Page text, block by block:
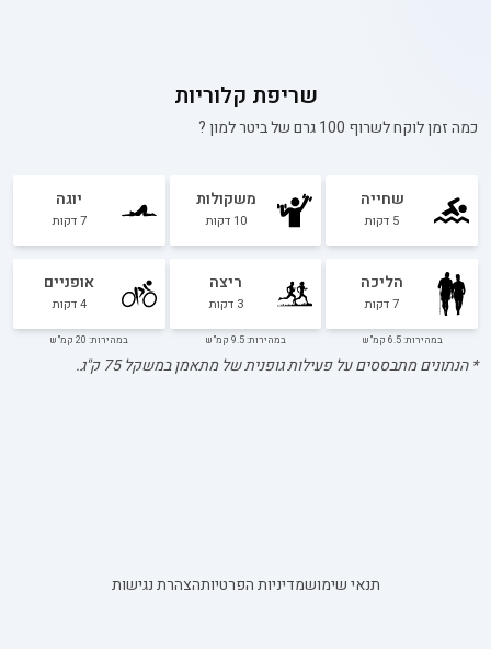
שריפת קלוריות
כמה זמן לוקח לשרוף 100 גרם של ביטר למון?
שחייה
5 דקות
משקולות
10 דקות
יוגה
7דקות
הליכה
7דקות
במהירות: 6.5 קמ"ש
ריצה
3 דקות
במהירות: 9.5 קמ"ש
אופניים
4דקות
במהירות: 20 קמ"ש
* הנתונים מתבססים על פעילות גופנית של מתאמן במשקל75ק"ג.
תנאי שימושמדיניות הפרטיותהצהרת נגישות